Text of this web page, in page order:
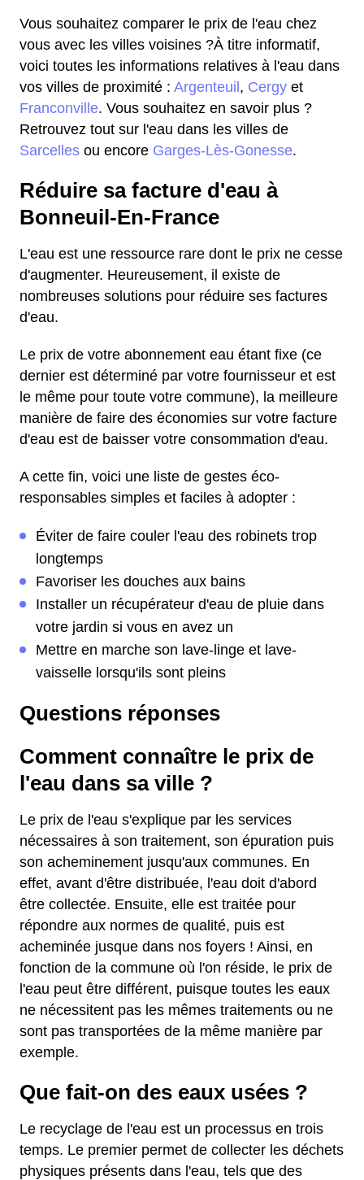
Vous souhaitez comparer le prix de l'eau chez
vous avec les villes voisines ?À titre informatif,
voici toutes les informations relatives à l'eau dans
vos villes de proximité : Argenteuil , Cergy et
Franconville. Vous souhaitez en savoir plus ?
Retrouvez tout sur l'eau dans les villes de
Sarcelles ou encore Garges-Lès-Gonesse.
Réduire sa facture d'eau à
Bonneuil-En-France
L'eau est une ressource rare dont le prix ne cesse
d'augmenter. Heureusement, il existe de
nombreuses solutions pour réduire ses factures
d'eau.
Le prix de votre abonnement eau étant fixe (ce
dernier est déterminé par votre fournisseur et est
le même pour toute votre commune), la meilleure
manière de faire des économies sur votre facture
d'eau est de baisser votre consommation d'eau.
A cette fin, voici une liste de gestes éco-
responsables simples et faciles à adopter :
Éviter de faire couler l'eau des robinets trop
longtemps
Favoriser les douches aux bains
Installer un récupérateur d'eau de pluie dans
votre jardin si vous en avez un
Mettre en marche son lave-linge et lave-
vaisselle lorsqu'ils sont pleins
Questions réponses
Comment connaître le prix de
l'eau dans sa ville ?
Le prix de l'eau s'explique par les services
nécessaires à son traitement, son épuration puis
son acheminement jusqu'aux communes. En
effet, avant d'être distribuée, l'eau doit d'abord
être collectée. Ensuite, elle est traitée pour
répondre aux normes de qualité, puis est
acheminée jusque dans nos foyers ! Ainsi, en
fonction de la commune où l'on réside, le prix de
l'eau peut être différent, puisque toutes les eaux
ne nécessitent pas les mêmes traitements ou ne
sont pas transportées de la même manière par
exemple.
Que fait-on des eaux usées ?
Le recyclage de l'eau est un processus en trois
temps. Le premier permet de collecter les déchets
physiques présents dans l'eau, tels que des